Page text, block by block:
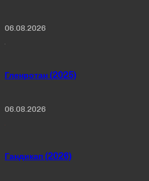
06.08.2026
Гленротан (2025)
06.08.2026
Гандикап (2026)